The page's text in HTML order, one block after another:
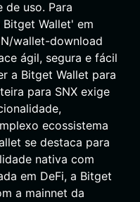
de uso. Para
Wallet' em
wallet-download
ágil, segura e fácil
a Bitget Wallet para
para SNX exige
ecossistema
se destaca para
nativa com
em DeFi, a Bitget
a mainnet da